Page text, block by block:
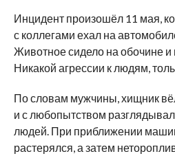
Инцидент произошёл 11 мая,
с коллегами ехал на
Животное сидело на обочине и
Никакой агрессии к людям,
По словам мужчины, хищник
и с любопытством
людей. При приближении
растерялся, а затем